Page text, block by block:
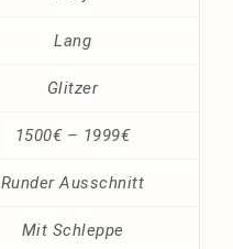
Lang
Glitzer
1500€ – 1999€
Runder Ausschnitt
Mit Schleppe